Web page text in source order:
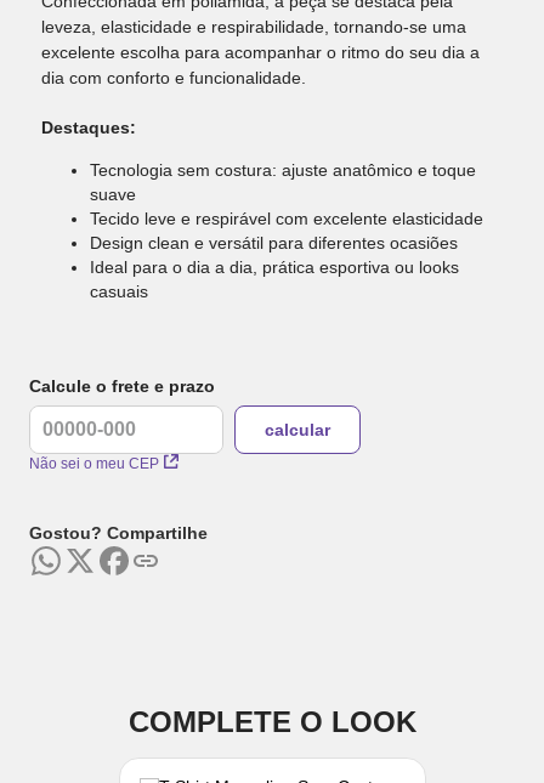
leveza, elasticidade e respirabilidade, tornando-se uma
excelente escolha para acompanhar o ritmo do seu dia a
dia com conforto e funcionalidade.
Destaques:
Tecnologia sem costura: ajuste anatômico e toque
suave
Tecido leve e respirável com excelente elasticidade
Design clean e versátil para diferentes ocasiões
Ideal para o dia a dia, prática esportiva ou looks
casuais
Calcule o frete e prazo
Não sei o meu CEP
Gostou? Compartilhe
COMPLETE O LOOK